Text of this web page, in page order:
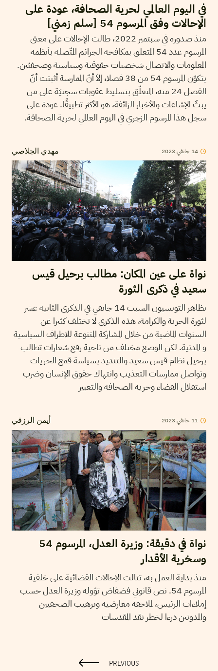
في اليوم العالمي لحرية الصحافة، عودة على
الإحالات وفق المرسوم 54 [سلم زمني]
منذ صدوره في سبتمبر 2022، طالت الإحالات على معنى
المرسوم عدد 54 المتعلق بمكافحة الجرائم المتّصلة بأنظمة
المعلومات والاتصال شخصيات حقوقية وسياسية وصحفيّين.
يتكوّن المرسوم 54 من 38 فصلا، إلاّ أنّ الممارسة أثبتت أنّ
الفصل 24 منه، المتعلّق بتسليط عقوبات سجنيّة على من
يبثّ الإشاعات والأخبار الزائفة، هو الأكثر تطبيقًا. عودة على
سجل هذا المرسوم الزجري في اليوم العالمي لحرية الصحافة.
مهدي الجلاصي 14 جانفي 2023
نواة على عين المكان: مطالب برحيل قيس
سعيد في ذكرى الثورة
تظاهر التونسيون السبت 14 جانفي في الذكرى الثانية عشر
لثورة الحرية والكرامة، هذه الذكرى لا تختلف كثيرا عن
السنوات الماضية من خلال المشاركة المتنوعة للاطراف السياسية
و المدنية. لكن الوضع مختلف من ناحية رفع شعارات تطالب
برحيل نظام قيس سعيد والتنديد بسياسة قمع الحريات
وتواصل ممارسات التعذيب وانتهاك حقوق الإنسان وضرب
استقلال القضاء وحرية الصحافة والتعبير
أيمن الرزقي 11 جانفي 2023
نواة في دقيقة: وزيرة العدل، المرسوم 54
وسخرية الأقدار
منذ بداية العمل به، تتالت الإحالات القضائية على خلفية
المرسوم 54. نص قانوني فضفاض تؤوله وزيرة العدل حسب
إملاءات الرئيس، لملاحقة معارضيه وترهيب الصحفيين
والمدونين درءا لخطر نقد المقدسات
PREVIOUS